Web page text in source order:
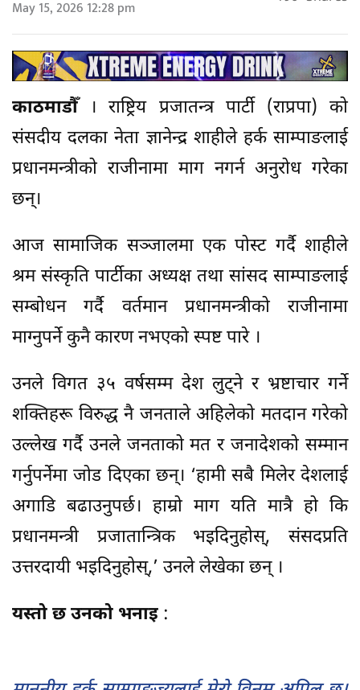
May 15, 2026 12:28 pm
काठमाडौँ । राष्ट्रिय प्रजातन्त्र पार्टी (राप्रपा) को
संसदीय दलका नेता ज्ञानेन्द्र शाहीले हर्क साम्पाङलाई
प्रधानमन्त्रीको राजीनामा माग नगर्न अनुरोध गरेका
छन्।
आज सामाजिक सञ्जालमा एक पोस्ट गर्दै शाहीले
श्रम संस्कृति पार्टीका अध्यक्ष तथा सांसद साम्पाङलाई
सम्बोधन गर्दै वर्तमान प्रधानमन्त्रीको राजीनामा
माग्नुपर्ने कुनै कारण नभएको स्पष्ट पारे ।
उनले विगत ३५ वर्षसम्म देश लुट्ने र भ्रष्टाचार गर्ने
शक्तिहरू विरुद्ध नै जनताले अहिलेको मतदान गरेको
उल्लेख गर्दै उनले जनताको मत र जनादेशको सम्मान
गर्नुपर्नेमा जोड दिएका छन्। ‘हामी सबै मिलेर देशलाई
अगाडि बढाउनुपर्छ। हाम्रो माग यति मात्रै हो कि
प्रधानमन्त्री प्रजातान्त्रिक भइदिनुहोस्, संसदप्रति
उत्तरदायी भइदिनुहोस्,’ उनले लेखेका छन् ।
यस्तो छ उनको भनाइ :